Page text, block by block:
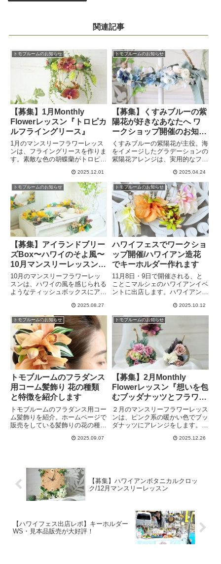
関連記事
トモブルームのお知らせ
【募集】1月Monthly
Flowerレッスン『トロピカ
ルフライングリース』
1月のマンスリーフラワーレッス
ンは、フライングリースを作りま
す。素敵な色の胡蝶蘭がトロピカ
ンドルが置けるネットハンガーを
吊るしてインテリアとして飾って
いただけます。LEDのキャンドル
の光にとても癒されますよ。
2025.12.01
トモブルームのお知らせ
【募集】くすみブルーの紫
陽花が好きなあなたへ ワ
ークショップ開催のお知ら
せ
くすみブルーの紫陽花が主役。海
をイメージしたグラデーションの
紫陽花アレンジは、実用的なフッ
ヤスミカフェ「ショアリビング」
さん。楽しいお花アレンジのあと
は美味しいスパイスカレー食事付
です。楽しい時間を一緒に味わい
ませんか？
2025.04.24
トモブルームのお知らせ
【募集】アイランドブリー
ズBox〜ハワイのそよ風〜
10月マンスリーレッスンの
お知らせ
10月のマンスリーフラワーレッ
スンは、ハワイの風を感じられる
ようなティッシュボックスにアレ
とは島の風という意味。ハワイの
そよ風をイメージした綺麗な色の
フェザーや海の貝などを入れて、
秋の爽やかさを表現できるアレン
ジです。
2025.08.27
トモブルームのお知らせ
ハワイフェスでワークショ
ップ開催/ハワイアン造花
でキーホルダー作れます
11月8日・9日で開催される、と
ことこマルシェのハワイアンイベ
ントに出店します。ハワイアンな
ーホルダーを作ります。他には小
さなフラワーアレンジもできま
す。どちらもお子様でもできる簡
単なものです。ぜひいらして下さ
い。
2025.10.12
トモブルームのお知らせ
トモブルームのフラダンス
用コーム髪飾り 花の種類
と特徴を紹介します
トモブルームのフラダンス用コー
ム髪飾りを紹介。ホームページで
販売をしている髪飾りの花の種類
トを詳しく解説しています。ぜひ
2025.09.07
トモブルームのお知らせ
【募集】2月Monthly
Flowerレッスン『想いを包
むブッダナッツとフラワー
クリップ』
２月のマンスリーフラワーレッス
ンは、ピンク系の暖かい色でブッ
ダナッツにアレンジをします。卒
を形にする季節におすすめの可愛
2025.12.26
【募集】ハワイアンボタニカルクロッ
ク/12月マンスリーレッスン
【ハワイフェス出店レポ】キーホルダー
WS・見本品販売が大好評！